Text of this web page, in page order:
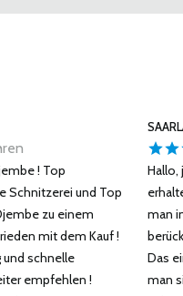
! Top
Schnitzerei und Top
zu einem
mit dem Kauf !
und schnelle
empfehlen !
man
Das
man